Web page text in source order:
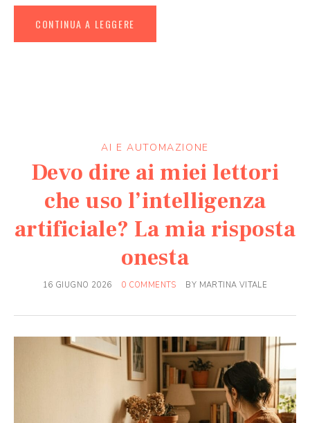
CONTINUA A LEGGERE
AI E AUTOMAZIONE
Devo dire ai miei lettori
che uso l’intelligenza
artificiale? La mia risposta
onesta
16 GIUGNO 2026 0 COMMENTS BY MARTINA VITALE